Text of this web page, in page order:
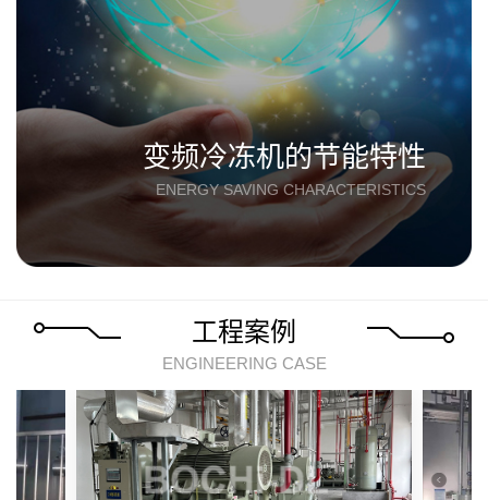
变频冷冻机的节能特性
ENERGY SAVING CHARACTERISTICS
工程案例
ENGINEERING CASE